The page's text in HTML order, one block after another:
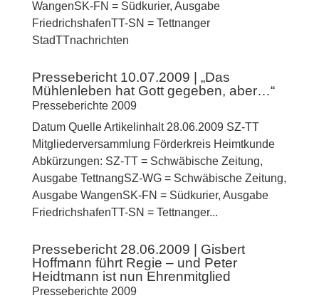
WangenSK-FN = Südkurier, Ausgabe
FriedrichshafenTT-SN = Tettnanger
StadTTnachrichten
Pressebericht 10.07.2009 | „Das
Mühlenleben hat Gott gegeben, aber…“
Presseberichte 2009
Datum Quelle Artikelinhalt 28.06.2009 SZ-TT
Mitgliederversammlung Förderkreis Heimtkunde
Abkürzungen: SZ-TT = Schwäbische Zeitung,
Ausgabe TettnangSZ-WG = Schwäbische Zeitung,
Ausgabe WangenSK-FN = Südkurier, Ausgabe
FriedrichshafenTT-SN = Tettnanger...
Pressebericht 28.06.2009 | Gisbert
Hoffmann führt Regie – und Peter
Heidtmann ist nun Ehrenmitglied
Presseberichte 2009